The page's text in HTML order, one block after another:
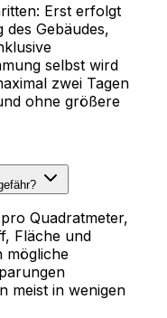
Erst erfolgt
Gebäudes,
selbst wird
zwei Tagen
ohne größere
Quadratmeter,
Fläche und
mögliche
meist in wenigen